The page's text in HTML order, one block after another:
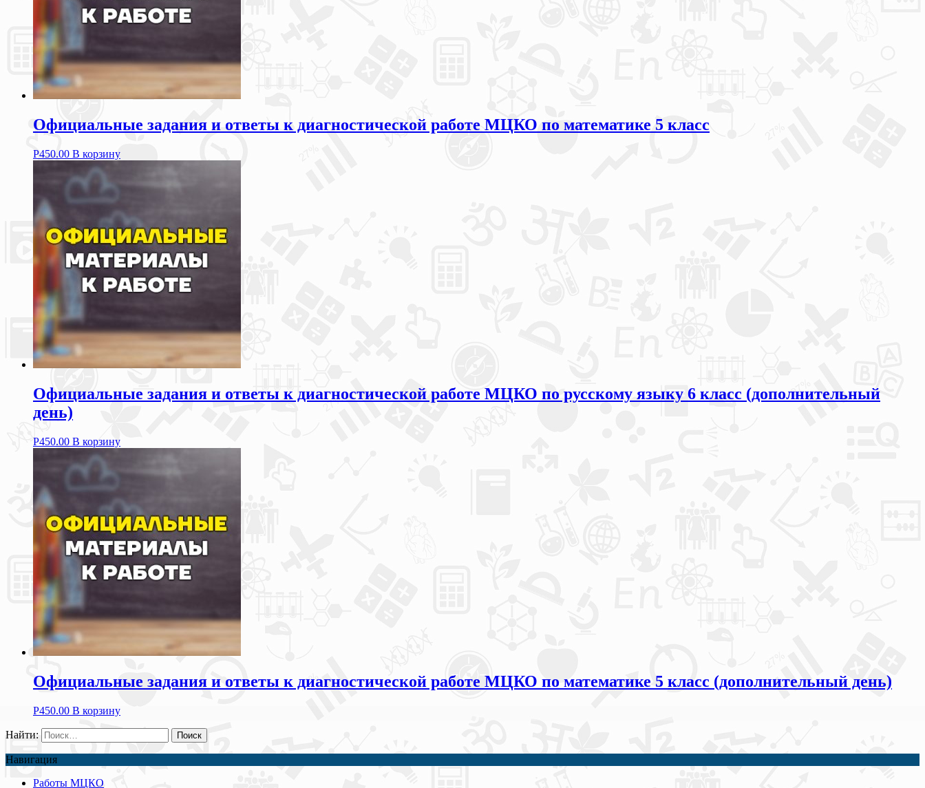
Официальные задания и ответы к диагностической работе МЦКО по математике 5 класс
Р450.00 В корзину
Официальные задания и ответы к диагностической работе МЦКО по русскому языку 6 класс (дополнительный
день)
Р450.00 В корзину
Официальные задания и ответы к диагностической работе МЦКО по математике 5 класс (дополнительный день)
Р450.00 В корзину
Найти:
Навигация
Работы МЦКО